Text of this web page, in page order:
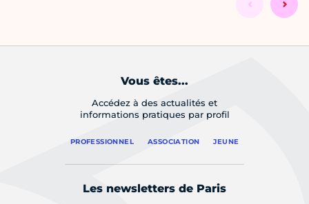
Vous êtes...
Accédez à des actualités et
informations pratiques par profil
PROFESSIONNEL ASSOCIATION JEUNE
Les newsletters de Paris